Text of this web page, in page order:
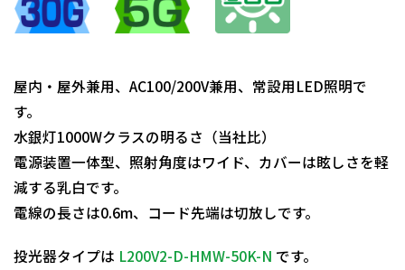
屋内・屋外兼用、AC100/200V兼用、常設用LED照明で
す。
水銀灯1000Wクラスの明るさ（当社比）
電源装置一体型、照射角度はワイド、カバーは眩しさを軽
減する乳白です。
電線の長さは0.6m、コード先端は切放しです。
投光器タイプは L200V2-D-HMW-50K-N です。